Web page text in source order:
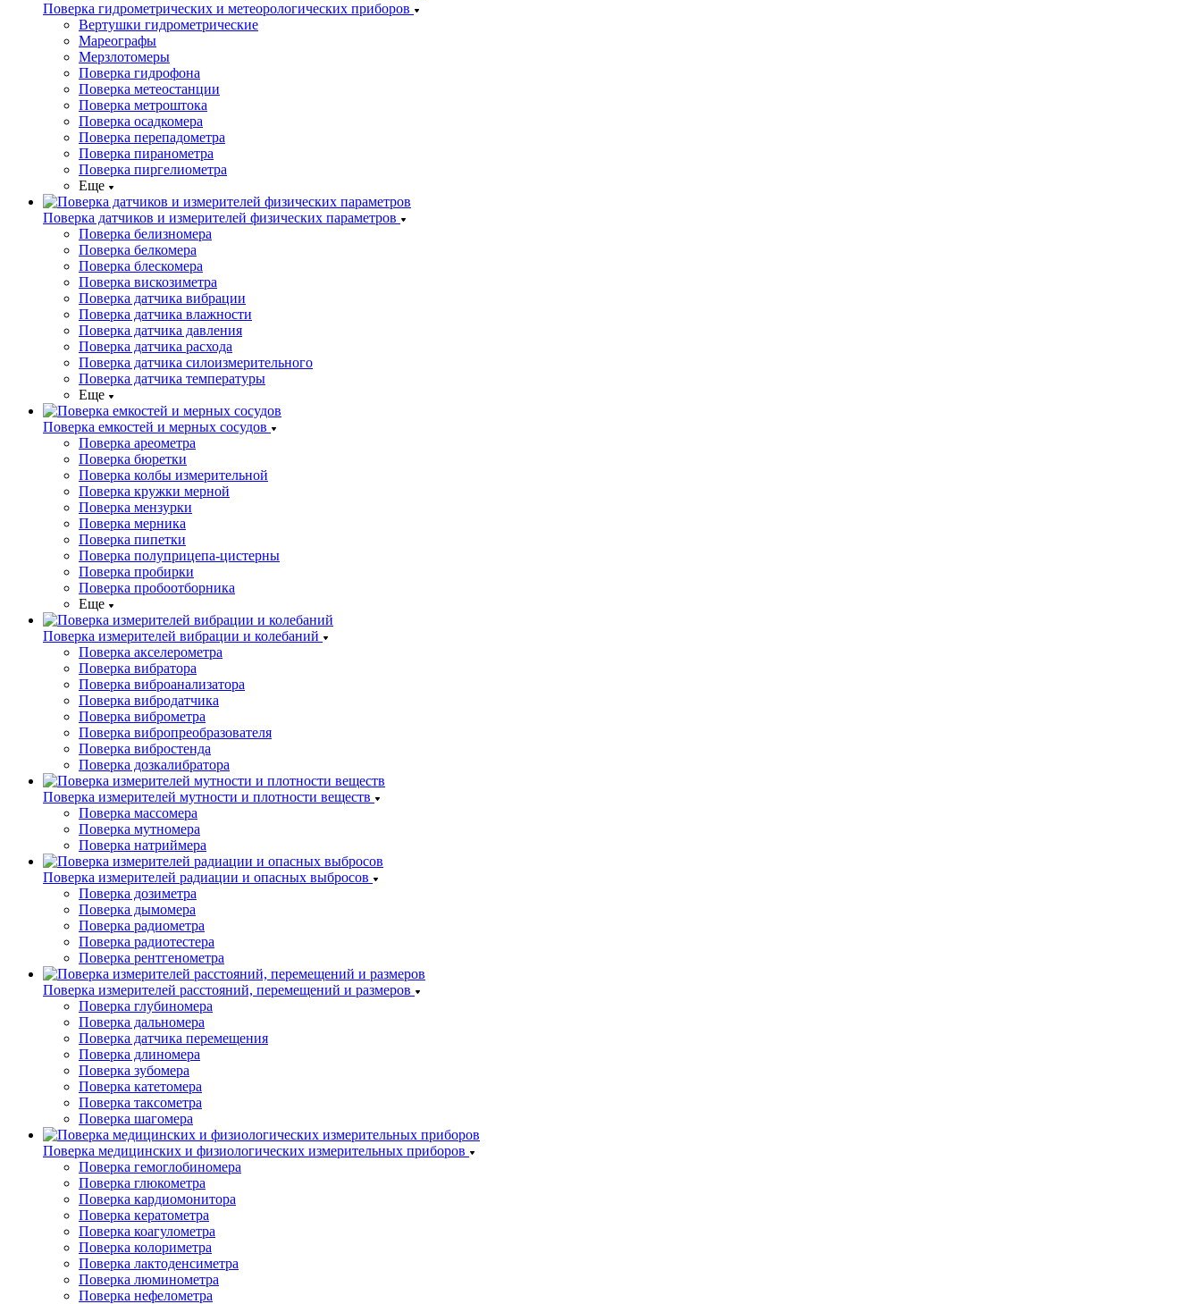
Поверка гидрометрических и метеорологических приборов
Вертушки гидрометрические
Мареографы
Мерзлотомеры
Поверка гидрофона
Поверка метеостанции
Поверка метроштока
Поверка осадкомера
Поверка перепадометра
Поверка пиранометра
Поверка пиргелиометра
Еще
Поверка датчиков и измерителей физических параметров
Поверка белизномера
Поверка белкомера
Поверка блескомера
Поверка вискозиметра
Поверка датчика вибрации
Поверка датчика влажности
Поверка датчика давления
Поверка датчика расхода
Поверка датчика силоизмерительного
Поверка датчика температуры
Еще
Поверка емкостей и мерных сосудов
Поверка ареометра
Поверка бюретки
Поверка колбы измерительной
Поверка кружки мерной
Поверка мензурки
Поверка мерника
Поверка пипетки
Поверка полуприцепа-цистерны
Поверка пробирки
Поверка пробоотборника
Еще
Поверка измерителей вибрации и колебаний
Поверка акселерометра
Поверка вибратора
Поверка виброанализатора
Поверка вибродатчика
Поверка виброметра
Поверка вибропреобразователя
Поверка вибростенда
Поверка дозкалибратора
Поверка измерителей мутности и плотности веществ
Поверка массомера
Поверка мутномера
Поверка натриймера
Поверка измерителей радиации и опасных выбросов
Поверка дозиметра
Поверка дымомера
Поверка радиометра
Поверка радиотестера
Поверка рентгенометра
Поверка измерителей расстояний, перемещений и размеров
Поверка глубиномера
Поверка дальномера
Поверка датчика перемещения
Поверка длиномера
Поверка зубомера
Поверка катетомера
Поверка таксометра
Поверка шагомера
Поверка медицинских и физиологических измерительных приборов
Поверка гемоглобиномера
Поверка глюкометра
Поверка кардиомонитора
Поверка кератометра
Поверка коагулометра
Поверка колориметра
Поверка лактоденсиметра
Поверка люминометра
Поверка нефелометра